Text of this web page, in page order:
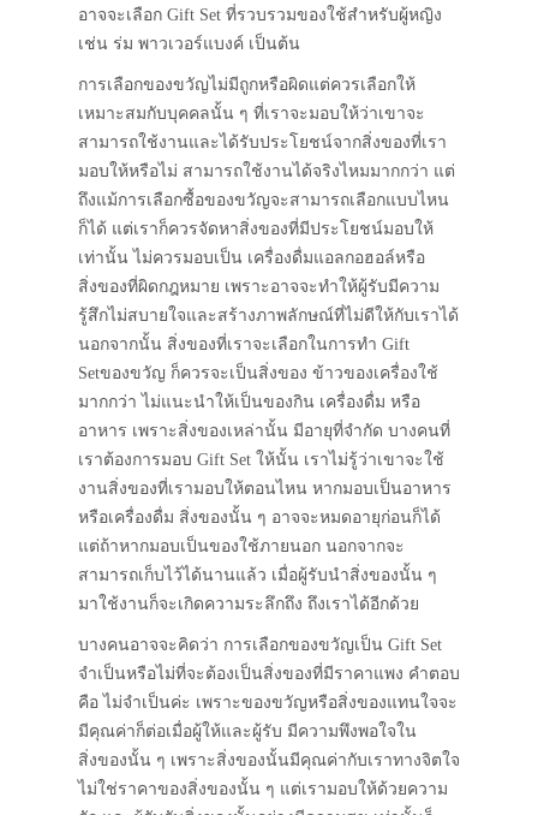
อาจจะเลือก Gift Set ที่รวบรวมของใช้สำหรับผู้หญิง
เช่น ร่ม พาวเวอร์แบงค์ เป็นต้น
การเลือกของขวัญไม่มีถูกหรือผิดแต่ควรเลือกให้
เหมาะสมกับบุคคลนั้น ๆ ที่เราจะมอบให้ว่าเขาจะ
สามารถใช้งานและได้รับประโยชน์จากสิ่งของที่เรา
มอบให้หรือไม่ สามารถใช้งานได้จริงไหมมากกว่า แต่
ถึงแม้การเลือกซื้อของขวัญจะสามารถเลือกแบบไหน
ก็ได้ แต่เราก็ควรจัดหาสิ่งของที่มีประโยชน์มอบให้
เท่านั้น ไม่ควรมอบเป็น เครื่องดื่มแอลกอฮอล์หรือ
สิ่งของที่ผิดกฎหมาย เพราะอาจจะทำให้ผู้รับมีความ
รู้สึกไม่สบายใจและสร้างภาพลักษณ์ที่ไม่ดีให้กับเราได้
นอกจากนั้น สิ่งของที่เราจะเลือกในการทำ Gift
Setของขวัญ ก็ควรจะเป็นสิ่งของ ข้าวของเครื่องใช้
มากกว่า ไม่แนะนำให้เป็นของกิน เครื่องดื่ม หรือ
อาหาร เพราะสิ่งของเหล่านั้น มีอายุที่จำกัด บางคนที่
เราต้องการมอบ Gift Set ให้นั้น เราไม่รู้ว่าเขาจะใช้
งานสิ่งของที่เรามอบให้ตอนไหน หากมอบเป็นอาหาร
หรือเครื่องดื่ม สิ่งของนั้น ๆ อาจจะหมดอายุก่อนก็ได้
แต่ถ้าหากมอบเป็นของใช้ภายนอก นอกจากจะ
สามารถเก็บไว้ได้นานแล้ว เมื่อผู้รับนำสิ่งของนั้น ๆ
มาใช้งานก็จะเกิดความระลึกถึง ถึงเราได้อีกด้วย
บางคนอาจจะคิดว่า การเลือกของขวัญเป็น Gift Set
จำเป็นหรือไม่ที่จะต้องเป็นสิ่งของที่มีราคาแพง คำตอบ
คือ ไม่จำเป็นค่ะ เพราะของขวัญหรือสิ่งของแทนใจจะ
มีคุณค่าก็ต่อเมื่อผู้ให้และผู้รับ มีความพึงพอใจใน
สิ่งของนั้น ๆ เพราะสิ่งของนั้นมีคุณค่ากับเราทางจิตใจ
ไม่ใช่ราคาของสิ่งของนั้น ๆ แต่เรามอบให้ด้วยความ